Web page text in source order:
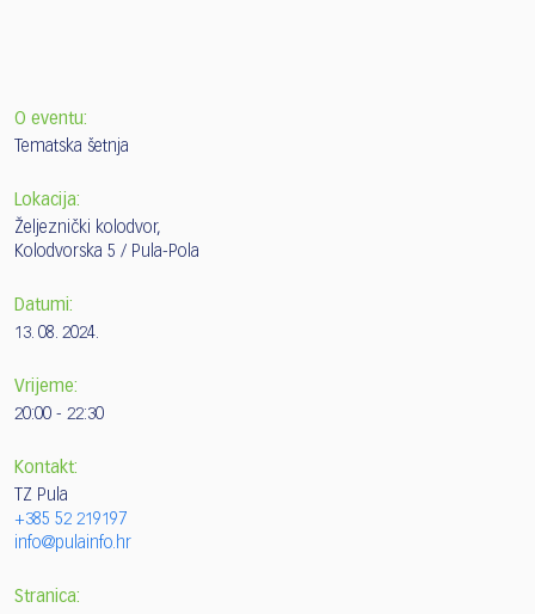
O eventu:
Tematska šetnja
Lokacija:
Željeznički kolodvor,
Kolodvorska 5 / Pula-Pola
Datumi:
13. 08. 2024.
Vrijeme:
20:00 - 22:30
Kontakt:
TZ Pula
+385 52 219197
info@pulainfo.hr
Stranica: